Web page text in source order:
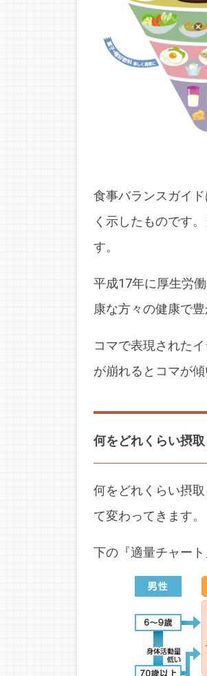
食事バランスガイ
く示したものです
す。
平成17年に厚生労
康な方々の健康で
コマで表現された
が崩れるとコマが
何をどれくらい摂
何をどれくらい摂
て変わってきます。
下の『適量チャー